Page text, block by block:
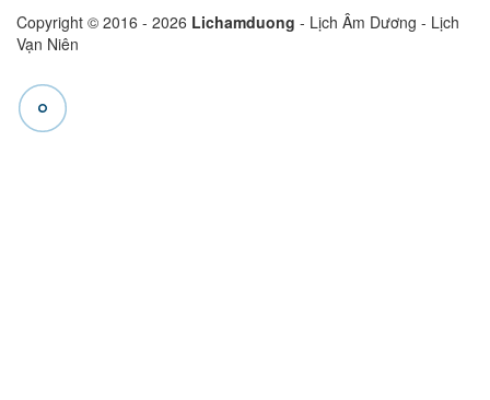
Copyright © 2016 - 2026 Lichamduong - Lịch Âm Dương - Lịch
Vạn Niên